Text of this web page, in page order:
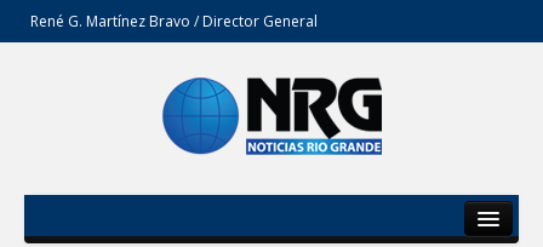
René G. Martínez Bravo / Director General